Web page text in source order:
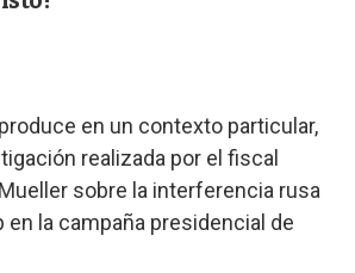
en un contexto particular,
realizada por el fiscal
sobre la interferencia rusa
en la campaña presidencial de